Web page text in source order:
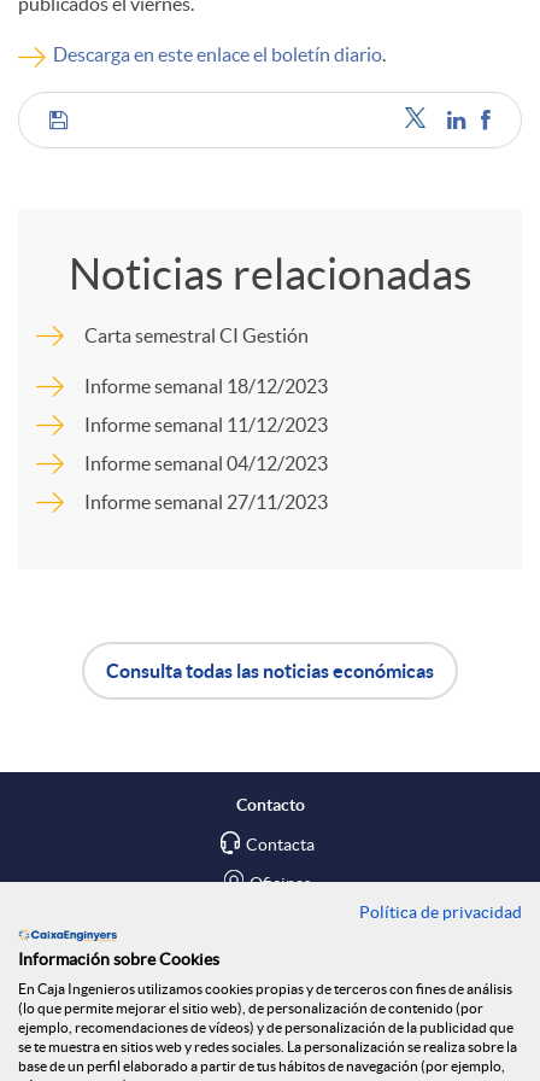
c
o
e
n
s
Descarga en este enlace el boletín diario.
C
m
p
a
r
n
R
Noticias relacionadas
Carta semestral CI Gestión
Informe semanal 18/12/2023
Informe semanal 11/12/2023
Informe semanal 04/12/2023
Informe semanal 27/11/2023
p
i
c
o
ó
n
Consulta todas las noticias económicas
Contacto
Contacta
Oficinas
Blog
Social
Política de privacidad
Información sobre Cookies
En Caja Ingenieros utilizamos cookies propias y de terceros con fines de análisis
(lo que permite mejorar el sitio web), de personalización de contenido (por
ejemplo, recomendaciones de vídeos) y de personalización de la publicidad que
se te muestra en sitios web y redes sociales. La personalización se realiza sobre la
base de un perfil elaborado a partir de tus hábitos de navegación (por ejemplo,